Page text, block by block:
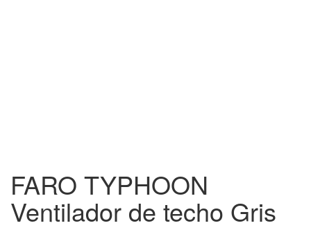
FARO TYPHOON
Ventilador de techo Gris